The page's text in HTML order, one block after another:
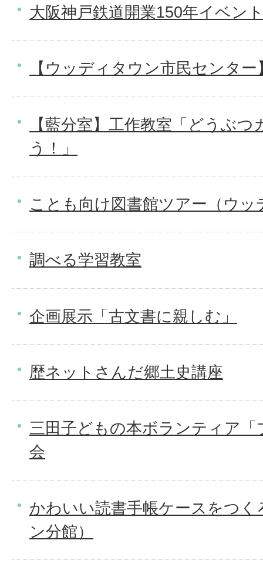
大阪神戸鉄道開業150年イベン
【ウッディタウン市民センタ
【藍分室】工作教室「どうぶ
う！」
ことも向け図書館ツアー（ウ
調べる学習教室
企画展示「古文書に親しむ」
歴ネットさんだ郷土史講座
三田子どもの本ボランティア
会
かわいい読書手帳ケースをつ
ン分館）